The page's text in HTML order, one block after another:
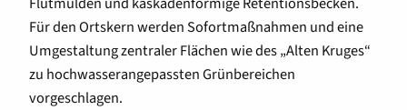
Für den Ortskern werden Sofortmaßnahmen und eine
Umgestaltung zentraler Flächen wie des „Alten Kruges“
zu hochwasserangepassten Grünbereichen
vorgeschlagen.